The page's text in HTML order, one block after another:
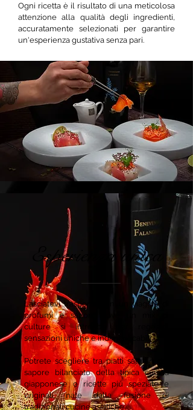
Ogni ricetta è il risultato di una meticolosa
attenzione alla qualità degli ingredienti,
accuratamente selezionati per garantire
un'esperienza gustativa senza pari.
Esperienza unica
Lasciatevi trasportare in un viaggio di
profumi e sapori, dove un mix di
culture si intreccia per regalarti
sensazioni uniche e indimenticabili.
Potrete scegliere tra piatti salutari dal
sapore bilanciato della tipica cucina
giapponese o ricette più speziate e
originali nate dalla fusione di
tradizionali cucine asiatiche.